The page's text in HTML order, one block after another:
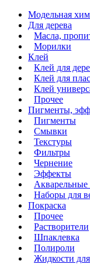
Модельная
Для дерева
Масла,
Морилки
Клей
Клей для
Клей для
Клей
Прочее
Пигменты,
Пигменты
Смывки
Текстуры
Фильтры
Чернение
Эффекты
Наборы для
Покраска
Прочее
Растворители
Шпаклевка
Полироли
Жидкости